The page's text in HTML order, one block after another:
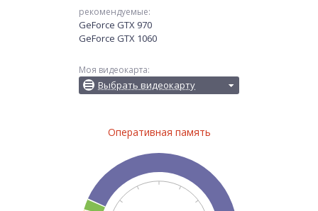
рекомендуемые:
GeForce GTX 970
GeForce GTX 1060
Моя видеокарта:
Выбрать видеокарту
Оперативная память